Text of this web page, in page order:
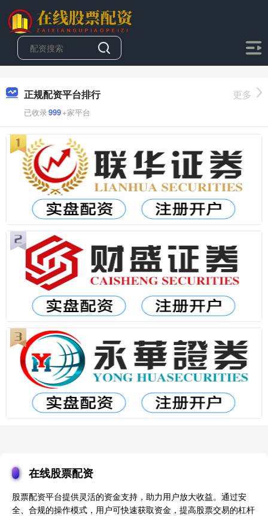
正规配资平台排行
已收录999+家平台
更多
在线股票配资
股票配资平台提供灵活的资金支持，助力用户放大收益。通过安
全、合规的操作模式，用户可快速获取资金，提高股票交易的杠杆